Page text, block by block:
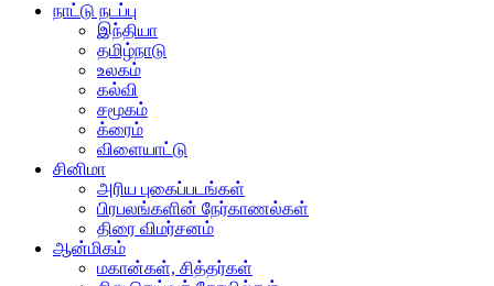
நாட்டு நடப்பு
இந்தியா
தமிழ்நாடு
உலகம்
கல்வி
சமூகம்
க்ரைம்
விளையாட்டு
சினிமா
அரிய புகைப்படங்கள்
பிரபலங்களின் நேர்காணல்கள்
திரை விமர்சனம்
ஆன்மிகம்
மகான்கள், சித்தர்கள்